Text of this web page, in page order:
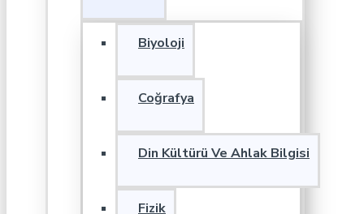
Biyoloji
Coğrafya
Din Kültürü Ve Ahlak Bilgisi
Fizik